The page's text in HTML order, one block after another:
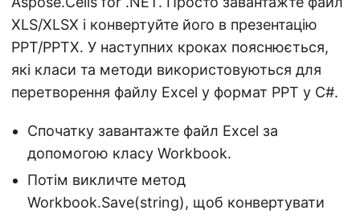
XLS/XLSX і конвертуйте його в презентацію
PPT/PPTX. У наступних кроках пояснюється,
які класи та методи використовуються для
перетворення файлу Excel у формат PPT у C#.
Спочатку завантажте файл Excel за
допомогою класу Workbook.
Потім викличте метод
Workbook.Save(string), щоб конвертувати